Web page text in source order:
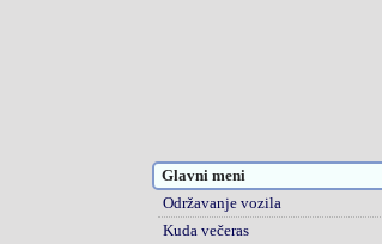
Glavni meni
Održavanje vozila
Kuda večeras